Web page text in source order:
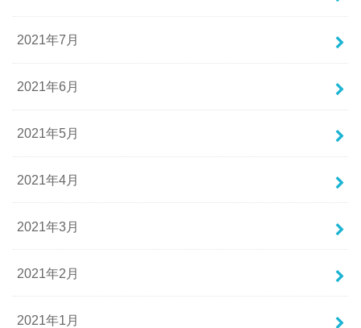
2021年7月
2021年6月
2021年5月
2021年4月
2021年3月
2021年2月
2021年1月